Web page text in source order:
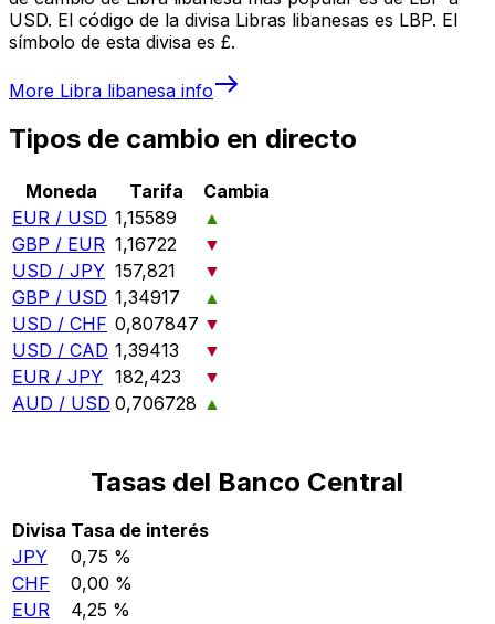
USD. El código de la divisa Libras libanesas es LBP. El
símbolo de esta divisa es £.
More Libra libanesa info
Tipos de cambio en directo
Moneda Tarifa
Cambia
EUR / USD 1,15589
▲
GBP / EUR 1,16722
▼
USD / JPY 157,821
▼
GBP / USD 1,34917
▲
USD / CHF 0,807847 ▼
USD / CAD 1,39413
▼
EUR / JPY 182,423
▼
AUD / USD 0,706728 ▲
Tasas del Banco Central
Divisa Tasa de interés
JPY
0,75 %
CHF
0,00 %
EUR
4,25 %